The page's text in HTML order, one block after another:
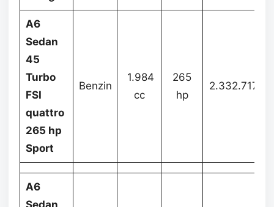
A6
Sedan
45
Turbo
FSI
quattro
265 hp
Sport
Benzin
1.984
cc
265
hp
2.332.717
A6
Sedan